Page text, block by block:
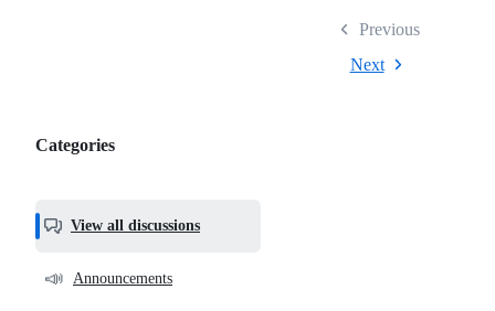
Categories,
helpful,
and
community
Categories
View all discussions
📣 Announcements
Previous
Next